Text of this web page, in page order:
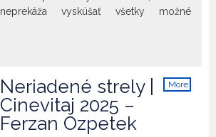
vzájomné stretnutia sú odrazu plné
neprekáža vyskúšať všetky možné
dome sa však stane niečo zvláštne.
Akoby sa nábytok pohyboval sám od
seba. Uvedomí si, že v dome strašia
duchovia a vtedy sa pre neho začne
More
Neriadené strely |
Cinevitaj 2025 –
Ferzan Ozpetek